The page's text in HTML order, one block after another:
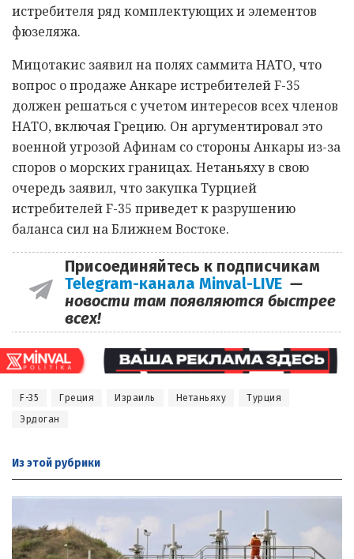
истребителя ряд комплектующих и элементов
фюзеляжа.
Мицотакис заявил на полях саммита НАТО, что
вопрос о продаже Анкаре истребителей F-35
должен решаться с учетом интересов всех членов
НАТО, включая Грецию. Он аргументировал это
военной угрозой Афинам со стороны Анкары из-за
споров о морских границах. Нетаньяху в свою
очередь заявил, что закупка Турцией
истребителей F-35 приведет к разрушению
баланса сил на Ближнем Востоке.
Присоединяйтесь к подписчикам
Telegram-канала Minval-LIVE —
новости там появляются быстрее
всех!
F-35 Греция Израиль Нетаньяху
Турция
Эрдоган
Из этой рубрики